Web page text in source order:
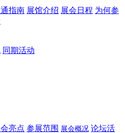
指南 展馆介绍 展会日程 为何参
同期活动
亮点 参展范围 展会概况 论坛活